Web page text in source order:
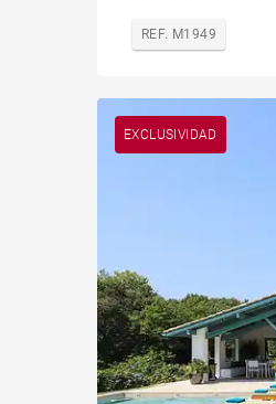
REF. M1949
EXCLUSIVIDAD